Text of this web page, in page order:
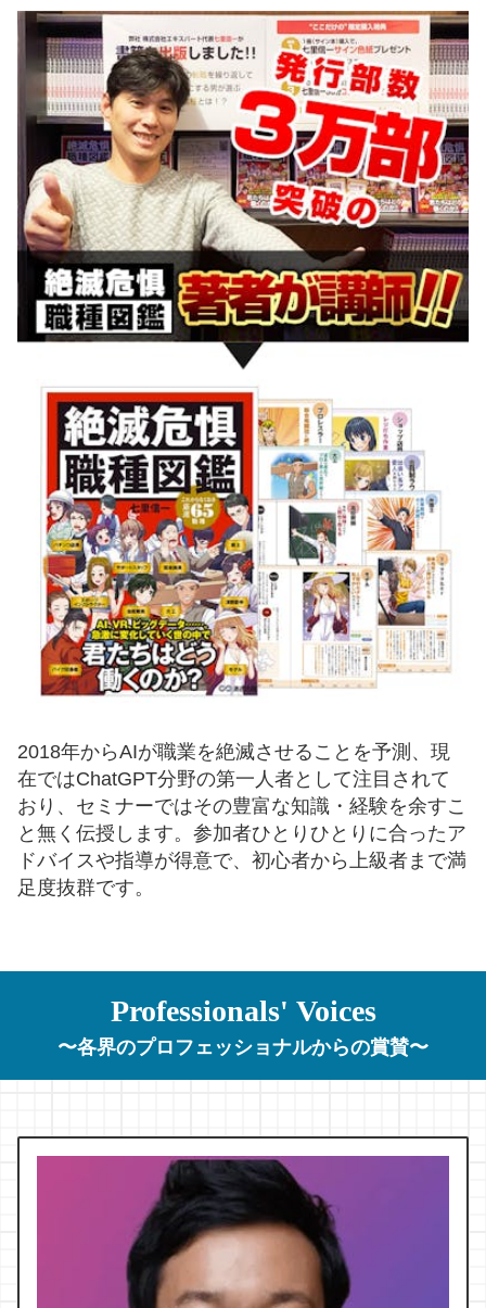
2018年からAIが職業を絶滅させることを予測、現
在ではChatGPT分野の第一人者として注目されて
おり、セミナーではその豊富な知識・経験を余すこ
と無く伝授します。参加者ひとりひとりに合ったア
ドバイスや指導が得意で、初心者から上級者まで満
足度抜群です。
Professionals' Voices
〜各界のプロフェッショナルからの賞賛〜